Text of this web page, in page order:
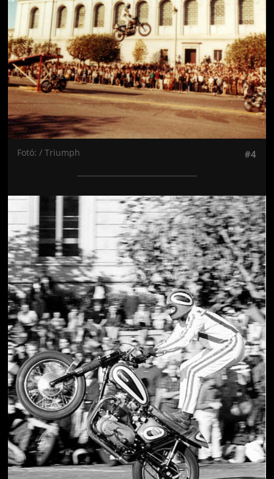
Fotó: / Triumph #4
Jön még kép!